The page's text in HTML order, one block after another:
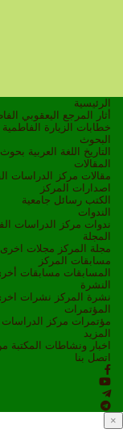
الرئيسية
أثار المرجع اليعقوبي
خطابات الزيارة الفاطمية
البحوث
التاريخ
اللغة العربية
المقالات
مقالات مركز الدراسات
اصدارات المركز
الكتب رسائل جامعية
الندوات
ندوات مركز الدراسات
المجلة
مجلة المركز مجلات اخرى
مسابقات المركز
المسابقات مسابقات
النشرة
نشرة المركز
نشرات
المؤتمرات
مؤتمرات مركز الدراسات
المزيد
اخبار ونشاطات
المكتبة
اتصل بنا
×